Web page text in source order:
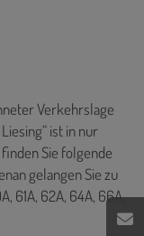
Verkehrslage
ist in nur
Sie folgende
gelangen Sie zu
61A, 62A, 64A, 66A,